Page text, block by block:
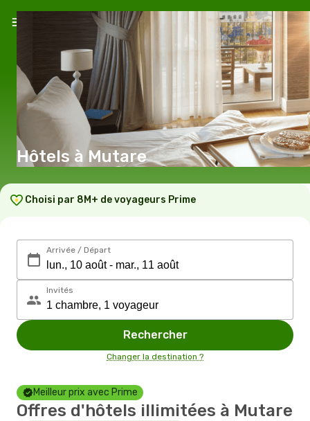
Hôtels à Mutare
Choisi par 8M+ de voyageurs Prime
Arrivée / Départ
Invités
Rechercher
Changer la destination ?
Meilleur prix avec Prime
Offres d'hôtels illimitées à Mutare